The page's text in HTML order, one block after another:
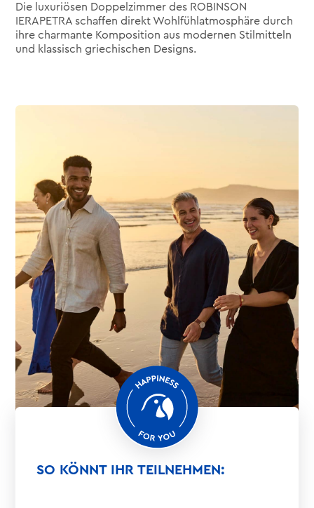
Die luxuriösen Doppelzimmer des ROBINSON
IERAPETRA schaffen direkt Wohlfühlatmosphäre durch
ihre charmante Komposition aus modernen Stilmitteln
und klassisch griechischen Designs.
SO KÖNNT IHR TEILNEHMEN: